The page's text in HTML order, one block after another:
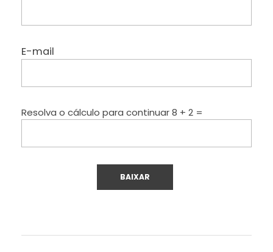
E-mail
Resolva o cálculo para continuar8 + 2 =